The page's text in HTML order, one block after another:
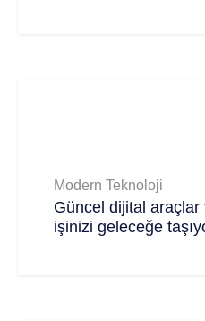
Modern Teknoloji
Güncel dijital araçlar
işinizi geleceğe